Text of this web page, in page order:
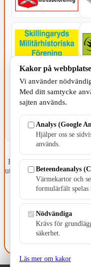
KOMMUNEN
Fristående
ut tidningen
april 2026 omfattar
Värnamo
E-post:
Postadress:
Kakor på
Vi använder
Med ditt samtycke
sajten används.
Analys (Google
Hjälper oss se
används.
Beteendeanalys
Värmekartor och
formulärfält spelas
Nödvändiga
Krävs för
säkerhet.
Läs mer om kakor